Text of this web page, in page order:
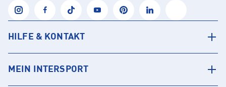
HILFE & KONTAKT
MEIN INTERSPORT